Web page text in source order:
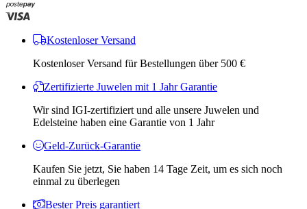
Kostenloser Versand
Kostenloser Versand für Bestellungen über 500 €
Zertifizierte Juwelen mit 1 Jahr Garantie
Wir sind IGI-zertifiziert und alle unsere Juwelen und
Edelsteine ​​haben eine Garantie von 1 Jahr
Geld-Zurück-Garantie
Kaufen Sie jetzt, Sie haben 14 Tage Zeit, um es sich noch
einmal zu überlegen
Bester Preis garantiert